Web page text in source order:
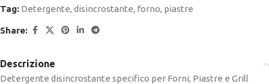
Tag: Detergente, disincrostante, forno, piastre
Share:
Descrizione
Detergente disincrostante specifico per Forni, Piastre e Grill